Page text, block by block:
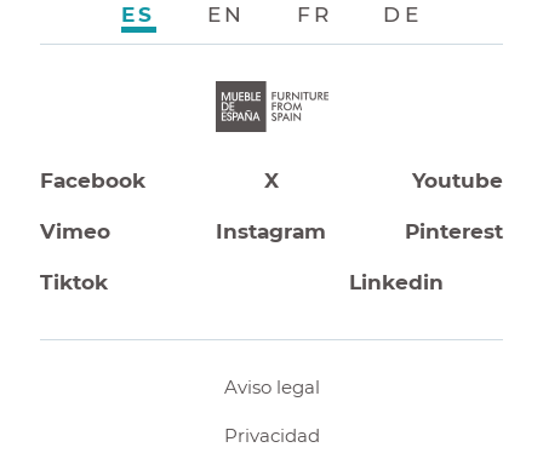
Facebook X Youtube
Vimeo Instagram Pinterest
Tiktok Linkedin
ES EN FR DE
Aviso legal
Privacidad